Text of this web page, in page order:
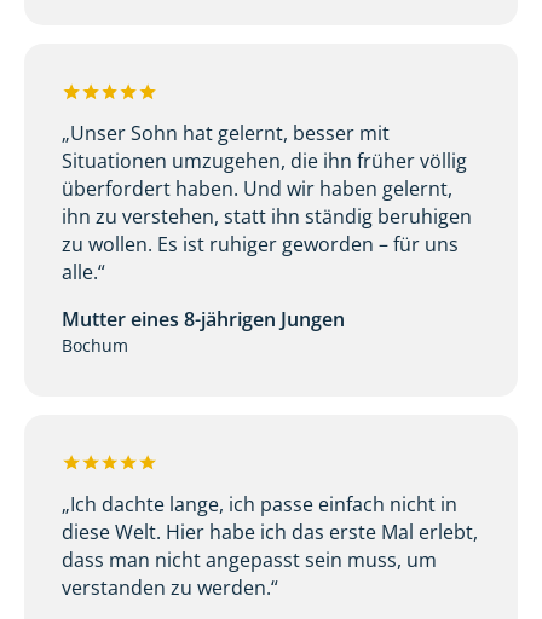
„Unser Sohn hat gelernt, besser mit
Situationen umzugehen, die ihn früher völlig
überfordert haben. Und wir haben gelernt,
ihn zu verstehen, statt ihn ständig beruhigen
zu wollen. Es ist ruhiger geworden – für uns
alle.“
Mutter eines 8-jährigen Jungen
Bochum
„Ich dachte lange, ich passe einfach nicht in
diese Welt. Hier habe ich das erste Mal erlebt,
dass man nicht angepasst sein muss, um
verstanden zu werden.“